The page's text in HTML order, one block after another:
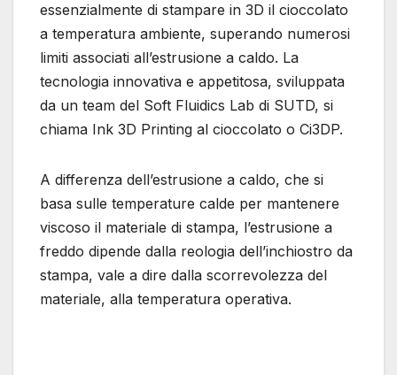
essenzialmente di stampare in 3D il cioccolato
a temperatura ambiente, superando numerosi
limiti associati all’estrusione a caldo. La
tecnologia innovativa e appetitosa, sviluppata
da un team del Soft Fluidics Lab di SUTD, si
chiama Ink 3D Printing al cioccolato o Ci3DP.
A differenza dell’estrusione a caldo, che si
basa sulle temperature calde per mantenere
viscoso il materiale di stampa, l’estrusione a
freddo dipende dalla reologia dell’inchiostro da
stampa, vale a dire dalla scorrevolezza del
materiale, alla temperatura operativa.